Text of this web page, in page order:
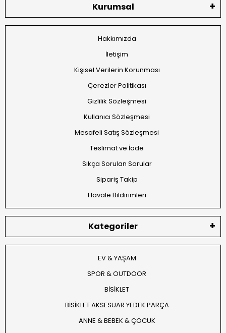
Kurumsal
Hakkımızda
İletişim
Kişisel Verilerin Korunması
Çerezler Politikası
Gizlilik Sözleşmesi
Kullanıcı Sözleşmesi
Mesafeli Satış Sözleşmesi
Teslimat ve İade
Sıkça Sorulan Sorular
Sipariş Takip
Havale Bildirimleri
Kategoriler
EV & YAŞAM
SPOR & OUTDOOR
BİSİKLET
BİSİKLET AKSESUAR YEDEK PARÇA
ANNE & BEBEK & ÇOCUK